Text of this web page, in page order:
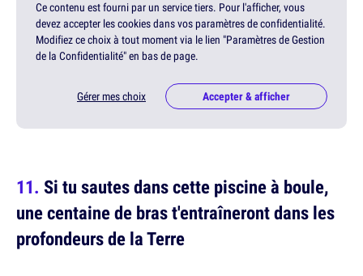
Ce contenu est fourni par un service tiers. Pour l'afficher, vous
devez accepter les cookies dans vos paramètres de confidentialité.
Modifiez ce choix à tout moment via le lien "Paramètres de Gestion
de la Confidentialité" en bas de page.
Gérer mes choix Accepter & afficher
Si tu sautes dans cette piscine à boule,
une centaine de bras t'entraîneront dans les
profondeurs de la Terre